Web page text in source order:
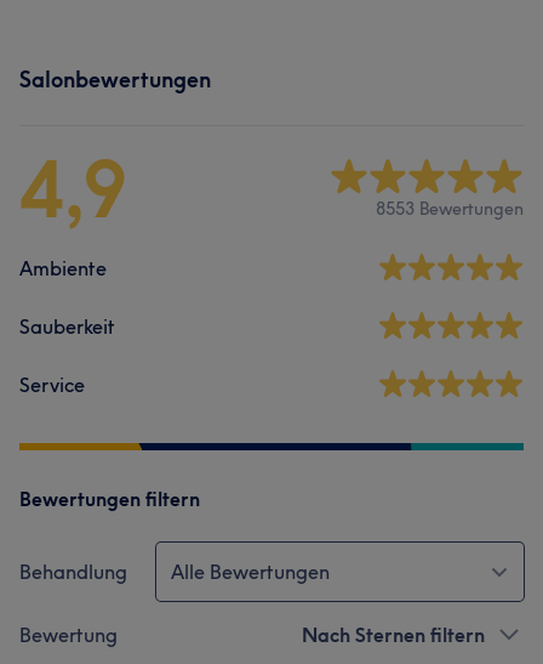
Salonbewertungen
4,9 8553 Bewertungen
Ambiente
Sauberkeit
Service
Bewertungen filtern
Behandlung Alle Bewertungen
Bewertung Nach Sternen filtern